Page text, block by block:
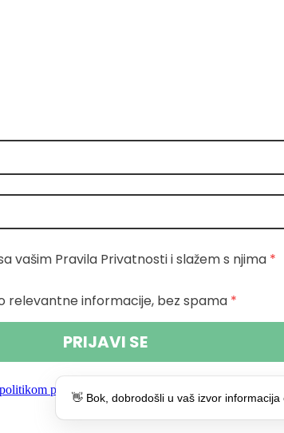
vašim Pravila Privatnosti i slažem s njima *
relevantne informacije, bez spama *
PRIJAVI SE
politikom privatnosti.
👋 Bok, dobrodošli u vaš izvor